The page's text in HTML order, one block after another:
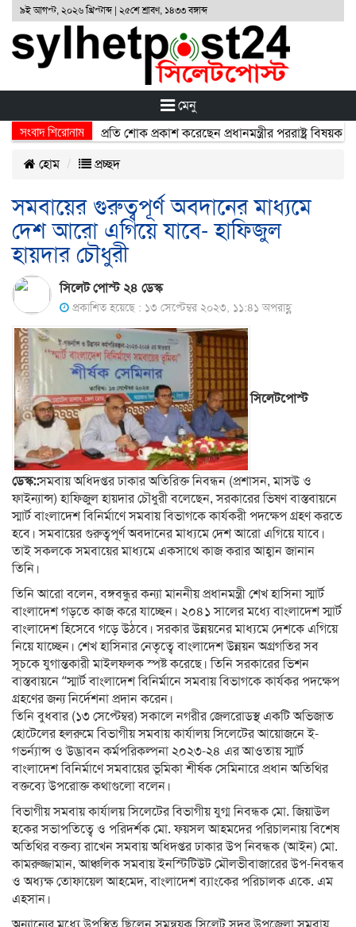
৯ই আগস্ট, ২০২৬ খ্রিস্টাব্দ | ২৫শে শ্রাবণ, ১৪৩৩ বঙ্গাব্দ
মেনু
সংবাদ শিরোনাম
নিহতদের প্রতি শোক প্রকাশ করেছেন প্রধানমন্ত্রীর পররাষ্ট্র বিষয়ক
হোম
প্রচ্ছদ
সমবায়ের গুরুত্বপূর্ণ অবদানের মাধ্যমে
দেশ আরো এগিয়ে যাবে- হাফিজুল
হায়দার চৌধুরী
সিলেট পোস্ট ২৪ ডেস্ক
প্রকাশিত হয়েছে : ১৩ সেপ্টেম্বর ২০২৩, ১১:৪১ অপরাহ্ণ
সিলেটপোস্ট
ডেস্ক::সমবায় অধিদপ্তর ঢাকার অতিরিক্ত নিবন্ধন (প্রশাসন, মাসউ ও
ফাইন্যান্স) হাফিজুল হায়দার চৌধুরী বলেছেন, সরকারের ভিষণ বাস্তবায়নে
স্মার্ট বাংলাদেশ বিনির্মাণে সমবায় বিভাগকে কার্যকরী পদক্ষেপ গ্রহণ করতে
হবে। সমবায়ের গুরুত্বপূর্ণ অবদানের মাধ্যমে দেশ আরো এগিয়ে যাবে।
তাই সকলকে সমবায়ের মাধ্যমে একসাথে কাজ করার আহ্বান জানান
তিনি।
তিনি আরো বলেন, বঙ্গবন্ধুর কন্যা মাননীয় প্রধানমন্ত্রী শেখ হাসিনা স্মার্ট
বাংলাদেশ গড়তে কাজ করে যাচ্ছেন। ২০৪১ সালের মধ্যে বাংলাদেশ স্মার্ট
বাংলাদেশ হিসেবে গড়ে উঠবে। সরকার উন্নয়নের মাধ্যমে দেশকে এগিয়ে
নিয়ে যাচ্ছেন। শেখ হাসিনার নেতৃত্বে বাংলাদেশ উন্নয়ন অগ্রগতির সব
সূচকে যুগান্তকারী মাইলফলক স্পষ্ট করেছে। তিনি সরকারের ভিশন
বাস্তবায়নে “স্মার্ট বাংলাদেশ বিনির্মানে সমবায় বিভাগকে কার্যকর পদক্ষেপ
গ্রহণের জন্য নির্দেশনা প্রদান করেন।
তিনি বুধবার (১৩ সেপ্টেম্বর) সকালে নগরীর জেলরোডস্থ একটি অভিজাত
হোটেলের হলরুমে বিভাগীয় সমবায় কার্যালয় সিলেটের আয়োজনে ই-
গভর্ন্যান্স ও উদ্ভাবন কর্মপরিকল্পনা ২০২৩-২৪ এর আওতায় স্মার্ট
বাংলাদেশ বিনির্মাণে সমবায়ের ভূমিকা শীর্ষক সেমিনারে প্রধান অতিথির
বক্তব্যে উপরোক্ত কথাগুলো বলেন।
বিভাগীয় সমবায় কার্যালয় সিলেটের বিভাগীয় যুগ্ম নিবন্ধক মো. জিয়াউল
হকের সভাপতিত্বে ও পরিদর্শক মো. ফয়সল আহমদের পরিচালনায় বিশেষ
অতিথির বক্তব্য রাখেন সমবায় অধিদপ্তর ঢাকার উপ নিবন্ধক (আইন) মো.
কামরুজ্জামান, আঞ্চলিক সমবায় ইনস্টিটিউট মৌলভীবাজারের উপ-নিবন্ধব
ও অধ্যক্ষ তোফায়েল আহমেদ, বাংলাদেশ ব্যাংকের পরিচালক একে. এম
এহসান।